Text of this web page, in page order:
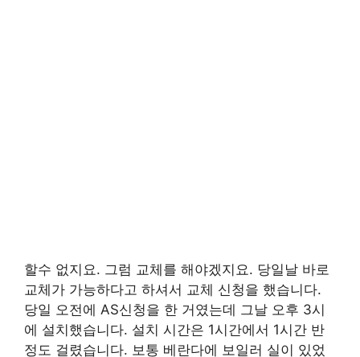
할수 없지요. 그럼 교체를 해야겠지요. 당일날 바로
교체가 가능하다고 하셔서 교체 신청을 했습니다.
당일 오전에 AS신청을 한 거였는데 그날 오후 3시
에 설치했습니다. 설치 시간은 1시간에서 1시간 반
정도 걸렸습니다. 보통 베란다에 보일러 실이 있었